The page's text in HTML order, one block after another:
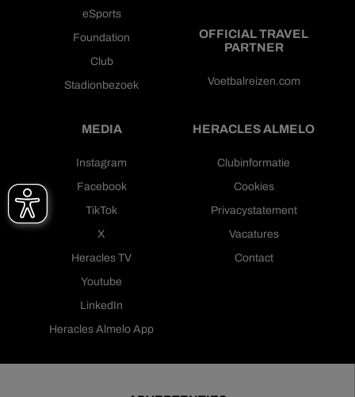
eSports
Foundation
Club
Stadionbezoek
OFFICIAL TRAVEL
PARTNER
Voetbalreizen.com
MEDIA
Instagram
Facebook
TikTok
X
Heracles TV
Youtube
LinkedIn
Heracles Almelo App
HERACLES ALMELO
Clubinformatie
Cookies
Privacystatement
Vacatures
Contact